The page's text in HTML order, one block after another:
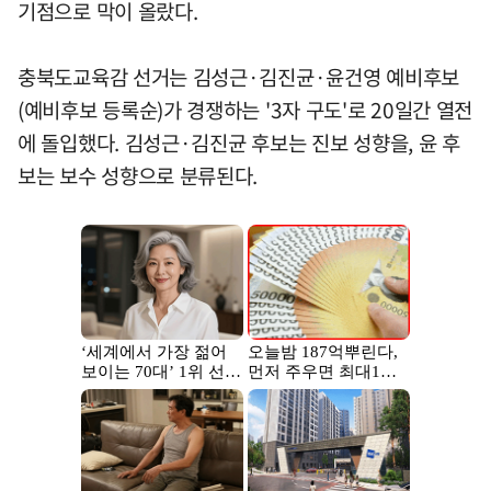
기점으로 막이 올랐다.
충북도교육감 선거는 김성근·김진균·윤건영 예비후보
(예비후보 등록순)가 경쟁하는 '3자 구도'로 20일간 열전
에 돌입했다. 김성근·김진균 후보는 진보 성향을, 윤 후
보는 보수 성향으로 분류된다.